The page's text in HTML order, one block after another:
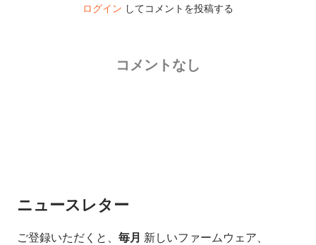
ログイン してコメントを投稿する
コメントなし
ニュースレター
ご登録いただくと、 毎月 新しいファームウェア、